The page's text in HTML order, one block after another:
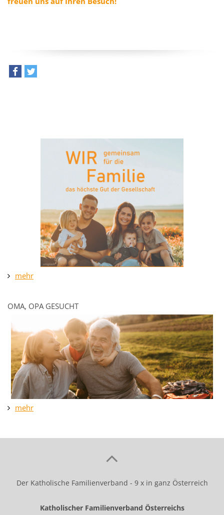
mehr
OMA, OPA GESUCHT
mehr
Der Katholische Familienverband - 9 x in ganz Österreich
Katholischer Familienverband Österreichs